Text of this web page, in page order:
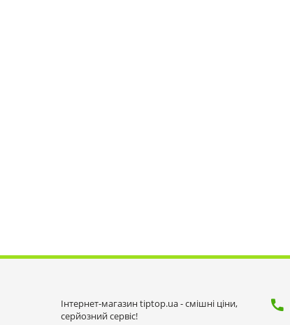
Інтернет-магазин tiptop.ua - смішні ціни,
серйозний сервіс!